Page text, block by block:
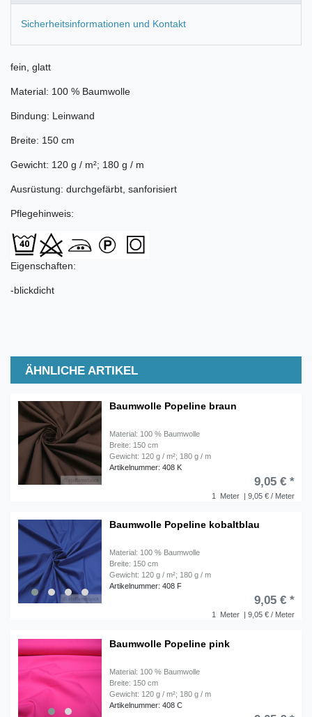
Sicherheitsinformationen und Kontakt
fein, glatt
Material: 100 % Baumwolle
Bindung: Leinwand
Breite: 150 cm
Gewicht: 120 g / m²; 180 g / m
Ausrüstung: durchgefärbt, sanforisiert
Pflegehinweis:
Eigenschaften:
-blickdicht
ÄHNLICHE ARTIKEL
Baumwolle Popeline braun
Material: 100 % Baumwolle
Breite: 150 cm
Gewicht: 120 g / m²; 180 g / m
Artikelnummer: 408 K
1 Meter | 9,05 € / Meter
9,05 € *
Baumwolle Popeline kobaltblau
Material: 100 % Baumwolle
Breite: 150 cm
Gewicht: 120 g / m²; 180 g / m
Artikelnummer: 408 F
1 Meter | 9,05 € / Meter
9,05 € *
Baumwolle Popeline pink
Material: 100 % Baumwolle
Breite: 150 cm
Gewicht: 120 g / m²; 180 g / m
Artikelnummer: 408 C